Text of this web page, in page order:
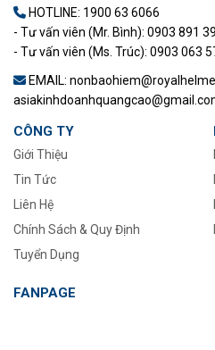
HOTLINE: 1900 63 6066
- Tư vấn viên (Mr. Bình): 0903 891
- Tư vấn viên (Ms. Trúc): 0903 063
EMAIL:
CÔNG TY
Giới Thiệu
Tin Tức
–
Liên Hệ
Chính Sách & Quy Định
Tuyển Dụng
FANPAGE